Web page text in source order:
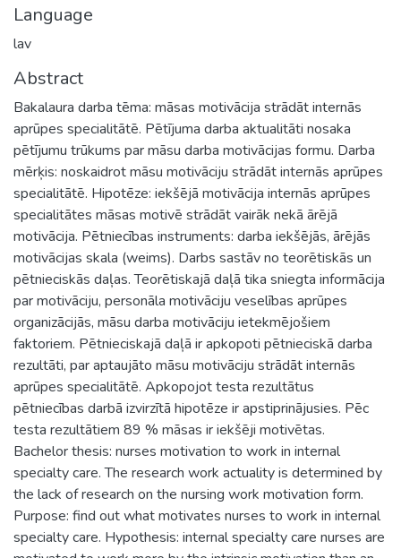
Language
lav
Abstract
Bakalaura darba tēma: māsas motivācija strādāt internās
aprūpes specialitātē. Pētījuma darba aktualitāti nosaka
pētījumu trūkums par māsu darba motivācijas formu. Darba
mērķis: noskaidrot māsu motivāciju strādāt internās aprūpes
specialitātē. Hipotēze: iekšējā motivācija internās aprūpes
specialitātes māsas motivē strādāt vairāk nekā ārējā
motivācija. Pētniecības instruments: darba iekšējās, ārējās
motivācijas skala (weims). Darbs sastāv no teorētiskās un
pētnieciskās daļas. Teorētiskajā daļā tika sniegta informācija
par motivāciju, personāla motivāciju veselības aprūpes
organizācijās, māsu darba motivāciju ietekmējošiem
faktoriem. Pētnieciskajā daļā ir apkopoti pētnieciskā darba
rezultāti, par aptaujāto māsu motivāciju strādāt internās
aprūpes specialitātē. Apkopojot testa rezultātus
pētniecības darbā izvirzītā hipotēze ir apstiprinājusies. Pēc
testa rezultātiem 89 % māsas ir iekšēji motivētas.
Bachelor thesis: nurses motivation to work in internal
specialty care. The research work actuality is determined by
the lack of research on the nursing work motivation form.
Purpose: find out what motivates nurses to work in internal
specialty care. Hypothesis: internal specialty care nurses are